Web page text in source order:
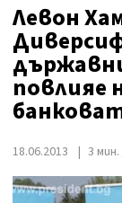
Левон
повлияе
18.06.2013 3